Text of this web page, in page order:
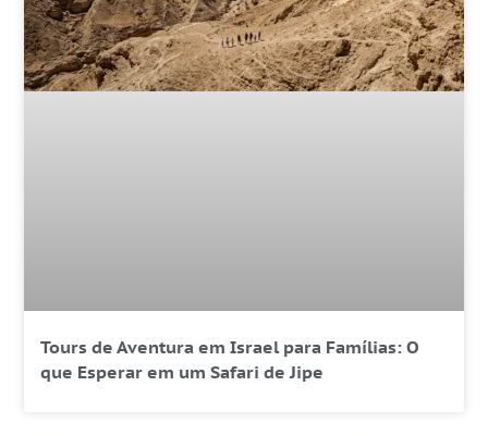
Tours de Aventura em Israel para Famílias: O
que Esperar em um Safari de Jipe